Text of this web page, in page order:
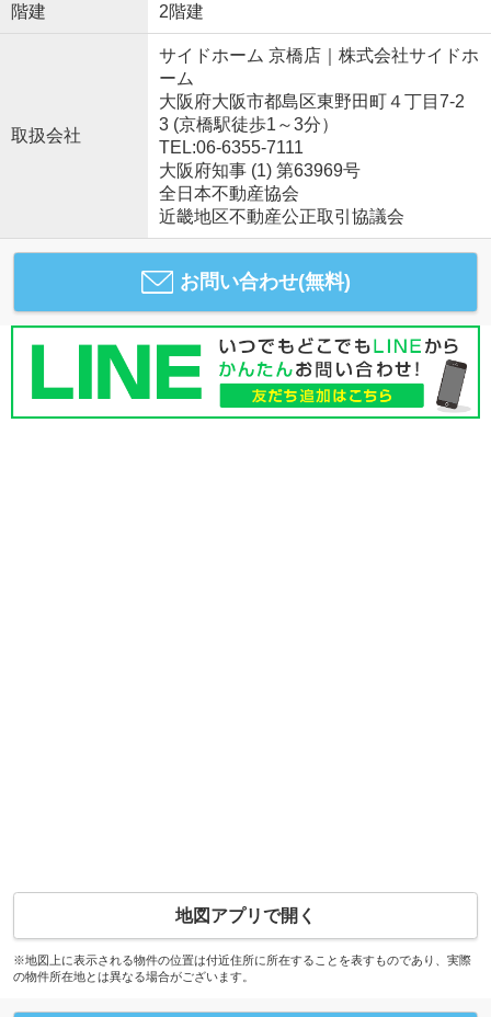
階建 2階建
取扱会社
サイドホーム 京橋店｜株式会社サイドホ
ーム
大阪府大阪市都島区東野田町４丁目7-2
3 (京橋駅徒歩1～3分）
TEL:06-6355-7111
大阪府知事 (1) 第63969号
全日本不動産協会
近畿地区不動産公正取引協議会
お問い合わせ(無料)
地図アプリで開く
※地図上に表示される物件の位置は付近住所に所在することを表すものであり、実際
の物件所在地とは異なる場合がございます。